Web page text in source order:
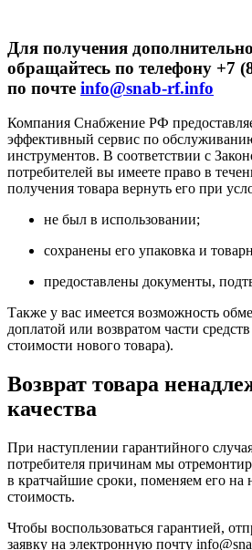
Для получения
обращайтесь по телефону +7
по почте info@snab-rf.info
Компания Снабжение РФ
эффективный сервис по
инструментов. В соответствии с
потребителей вы имеете право в
получения товара вернуть его при
не был в использовании;
сохранены его упаковка и
предоставлены документы,
Также у вас имеется возможность
доплатой или возвратом части
стоимости нового товара).
Возврат товара
качества
При наступлении гарантийного
потребителя причинам мы
в кратчайшие сроки, поменяем его
стоимость.
Чтобы воспользоваться гарантией,
заявку на электронную почту